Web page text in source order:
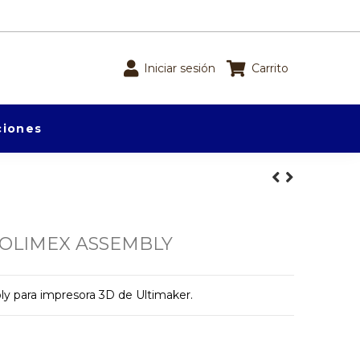
Iniciar sesión Carrito
ASSEMBLY
para impresora 3D de Ultimaker.